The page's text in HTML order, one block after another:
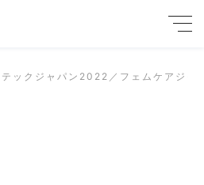
テックジャパン2022／フェムケアジ